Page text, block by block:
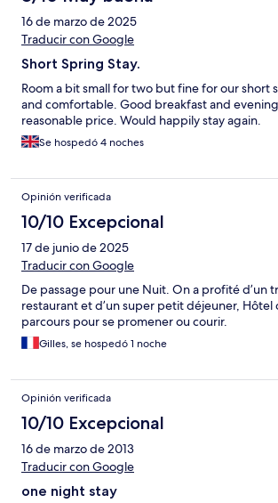
16 de marzo de 2025
Traducir con Google
Short Spring Stay.
Room a bit small for two but fine for our short
and comfortable. Good breakfast and
reasonable price. Would happily stay again.
Se hospedó 4 noches
Opinión verificada
10/10 Excepcional
17 de junio de 2025
Traducir con Google
De passage pour une Nuit. On a profité d’un
restaurant et d’un super petit déjeuner, Hôtel
parcours pour se promener ou courir.
Gilles, se hospedó 1 noche
Opinión verificada
10/10 Excepcional
16 de marzo de 2013
Traducir con Google
one night stay